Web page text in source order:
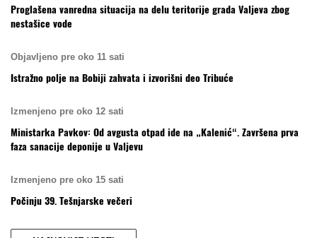
Proglašena vanredna situacija na delu teritorije grada Valjeva zbog
nestašice vode
Objavljeno pre oko 11 sati
Istražno polje na Bobiji zahvata i izvorišni deo Tribuće
Izmenjeno pre oko 12 sati
Ministarka Pavkov: Od avgusta otpad ide na „Kalenić“. Završena prva
faza sanacije deponije u Valjevu
Izmenjeno pre oko 15 sati
Počinju 39. Tešnjarske večeri